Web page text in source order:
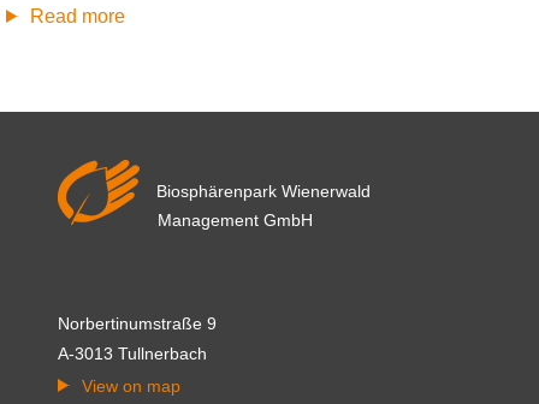
Read moreabout
Biosphärenpark Wienerwald
Management GmbH
Norbertinumstraße 9
A-3013 Tullnerbach
View on map